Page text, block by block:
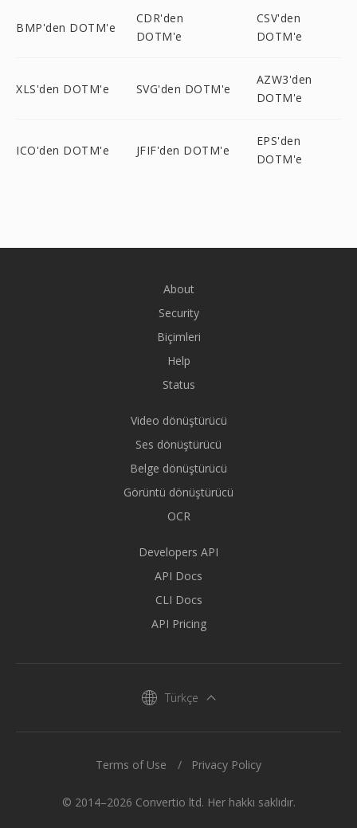
BMP'den DOTM'e
CDR'den
DOTM'e
CSV'den
DOTM'e
XLS'den DOTM'e SVG'den DOTM'e
AZW3'den
DOTM'e
ICO'den DOTM'e JFIF'den DOTM'e
EPS'den
DOTM'e
About
Security
Biçimleri
Help
Status
Video dönüştürücü
Ses dönüştürücü
Belge dönüştürücü
Görüntü dönüştürücü
OCR
Developers API
API Docs
CLI Docs
API Pricing
Türkçe
© 2014–2026 Convertio ltd. Her hakkı saklıdır.
Terms of Use Privacy Policy